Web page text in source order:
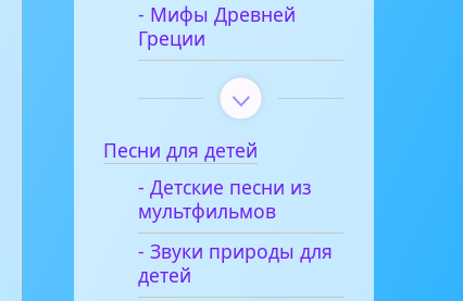
- Мифы Древней
Греции
Песни для детей
- Детские песни из
мультфильмов
- Звуки природы для
детей